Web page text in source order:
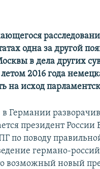
одна за другой
в дела других
2016 года
на исход
в Германии
президент
по поводу
германо-
возможный новый